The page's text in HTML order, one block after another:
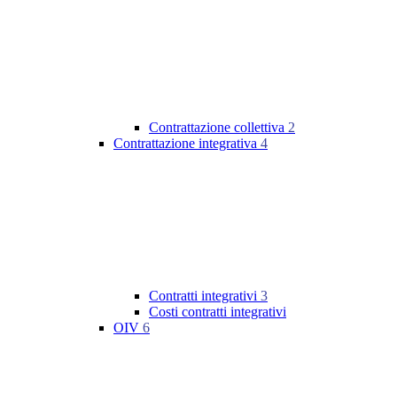
Contrattazione collettiva 2
Contrattazione integrativa 4
Contratti integrativi 3
Costi contratti integrativi
OIV 6